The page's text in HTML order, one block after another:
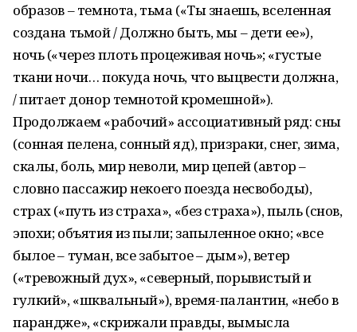
образов – темнота, тьма («Ты знаешь, вселенная
создана тьмой / Должно быть, мы – дети ее»),
ночь («через плоть процеживая ночь»; «густые
ткани ночи… покуда ночь, что выцвести должна,
/ питает донор темнотой кромешной»).
Продолжаем «рабочий» ассоциативный ряд: сны
(сонная пелена, сонный яд), призраки, снег, зима,
скалы, боль, мир неволи, мир цепей (автор –
словно пассажир некоего поезда несвободы),
страх («путь из страха», «без страха»), пыль (снов,
эпохи; объятия из пыли; запыленное окно; «все
былое – туман, все забытое – дым»), ветер
(«тревожный дух», «северный, порывистый и
гулкий», «шквальный»), время-палантин, «небо в
парандже», «скрижали правды, вымысла